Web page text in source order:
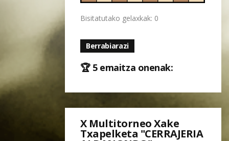
Bisitatutako gelaxkak: 0
Berrabiarazi
🏆 5 emaitza onenak:
X Multitorneo Xake
Txapelketa "CERRAJERIA